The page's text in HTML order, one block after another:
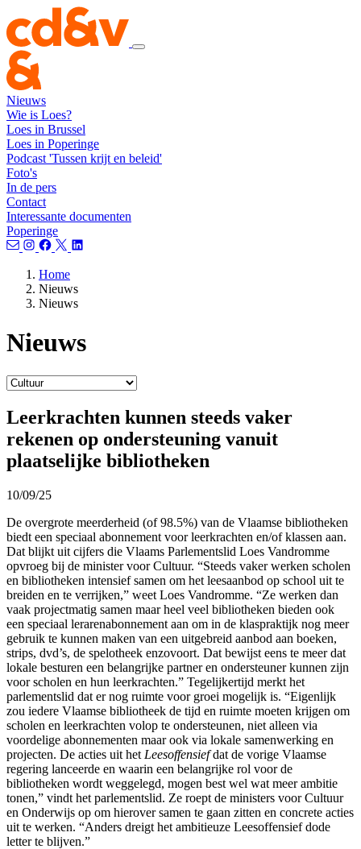
Nieuws
Wie is Loes?
Loes in Brussel
Loes in Poperinge
Podcast 'Tussen krijt en beleid'
Foto's
In de pers
Contact
Interessante documenten
Poperinge
Home
Nieuws
Nieuws
Nieuws
Leerkrachten kunnen steeds vaker
rekenen op ondersteuning vanuit
plaatselijke bibliotheken
10/09/25
De overgrote meerderheid (of 98.5%) van de Vlaamse bibliotheken
biedt een speciaal abonnement voor leerkrachten en/of klassen aan.
Dat blijkt uit cijfers die Vlaams Parlementslid Loes Vandromme
opvroeg bij de minister voor Cultuur. “Steeds vaker werken scholen
en bibliotheken intensief samen om het leesaanbod op school uit te
breiden en te verrijken,” weet Loes Vandromme. “Ze werken dan
vaak projectmatig samen maar heel veel bibliotheken bieden ook
een speciaal lerarenabonnement aan om in de klaspraktijk nog meer
gebruik te kunnen maken van een uitgebreid aanbod aan boeken,
strips, dvd’s, de spelotheek enzovoort. Dat bewijst eens te meer dat
lokale besturen een belangrijke partner en ondersteuner kunnen zijn
voor scholen en hun leerkrachten.” Tegelijkertijd merkt het
parlementslid dat er nog ruimte voor groei mogelijk is. “Eigenlijk
zou iedere Vlaamse bibliotheek de tijd en ruimte moeten krijgen om
scholen en leerkrachten volop te ondersteunen, niet alleen via
voordelige abonnementen maar ook via lokale samenwerking en
projecten. De acties uit het Leesoffensiefdat de vorige Vlaamse
regering lanceerde en waarin een belangrijke rol voor de
bibliotheken wordt weggelegd, mogen best wel wat meer ambitie
tonen,” vindt het parlementslid. Ze roept de ministers voor Cultuur
en Onderwijs op om hierover samen te gaan zitten en concrete acties
uit te werken. “Anders dreigt het ambitieuze Leesoffensief dode
letter te blijven.”